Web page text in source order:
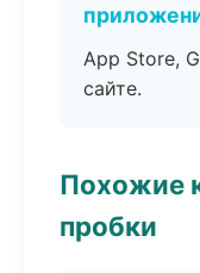
App Store,
сайте.
Похожие
пробки